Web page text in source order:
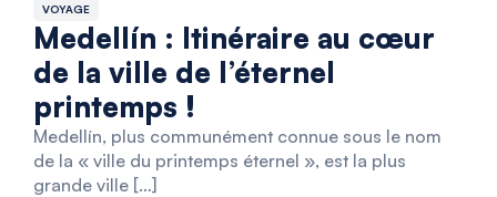
VOYAGE
Medellín : Itinéraire au cœur
de la ville de l’éternel
printemps !
Medellín, plus communément connue sous le nom
de la « ville du printemps éternel », est la plus
grande ville […]